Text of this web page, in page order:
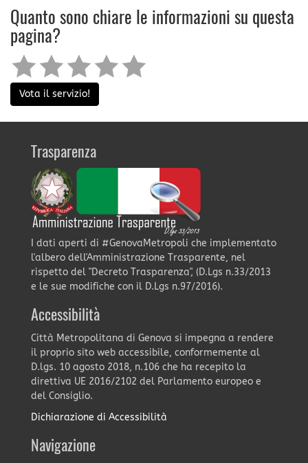
Quanto sono chiare le informazioni su questa
pagina?
Vota il servizio!
Trasparenza
I dati aperti di #GenovaMetropoli che implementato
l'albero dell'Amministrazione Trasparente, nel
rispetto del "Decreto Trasparenza", (D.Lgs n.33/2013
e le sue modifiche con il D.Lgs n.97/2016).
Accessibilità
Città Metropolitana di Genova si impegna a rendere
il proprio sito web accessibile, conformemente al
D.lgs. 10 agosto 2018, n.106 che ha recepito la
direttiva UE 2016/2102 del Parlamento europeo e
del Consiglio.
Dichiarazione di Accessibilità
Navigazione